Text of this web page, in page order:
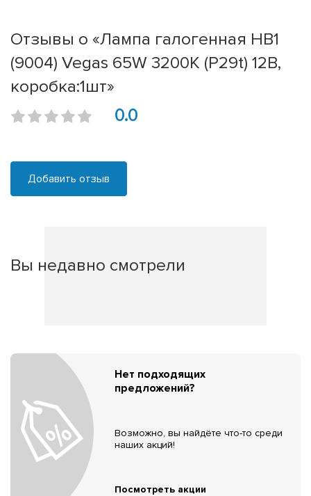
Отзывы о «Лампа галогенная HB1
(9004) Vegas 65W 3200K (P29t) 12В,
коробка:1шт»
0.0
Добавить отзыв
Вы недавно смотрели
Нет подходящих
предложений?
Возможно, вы найдёте что-то среди
наших акций!
Посмотреть акции